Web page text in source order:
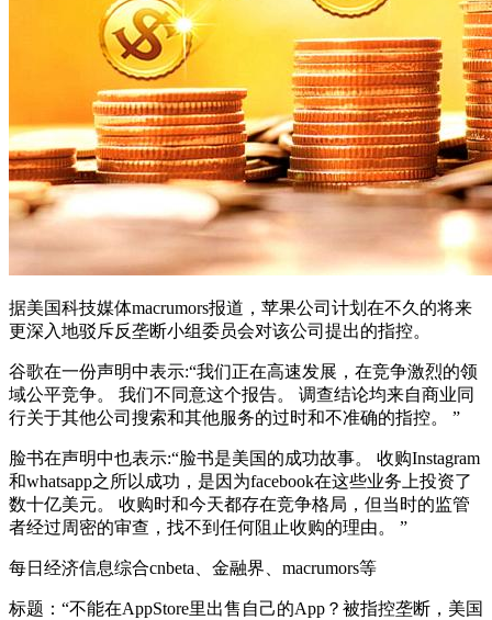
据美国科技媒体macrumors报道，苹果公司计划在不久的将来
更深入地驳斥反垄断小组委员会对该公司提出的指控。
谷歌在一份声明中表示:“我们正在高速发展，在竞争激烈的领
域公平竞争。 我们不同意这个报告。 调查结论均来自商业同
行关于其他公司搜索和其他服务的过时和不准确的指控。 ”
脸书在声明中也表示:“脸书是美国的成功故事。 收购Instagram
和whatsapp之所以成功，是因为facebook在这些业务上投资了
数十亿美元。 收购时和今天都存在竞争格局，但当时的监管
者经过周密的审查，找不到任何阻止收购的理由。 ”
每日经济信息综合cnbeta、金融界、macrumors等
标题：“不能在AppStore里出售自己的App？被指控垄断，美国